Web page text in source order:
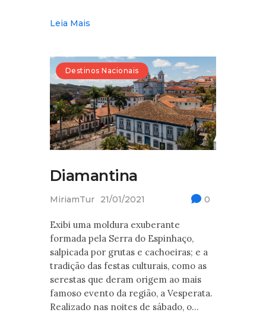
Leia Mais
Destinos Nacionais
Diamantina
MiriamTur 21/01/2021 0
Exibi uma moldura exuberante
formada pela Serra do Espinhaço,
salpicada por grutas e cachoeiras; e a
tradição das festas culturais, como as
serestas que deram origem ao mais
famoso evento da região, a Vesperata.
Realizado nas noites de sábado, o…